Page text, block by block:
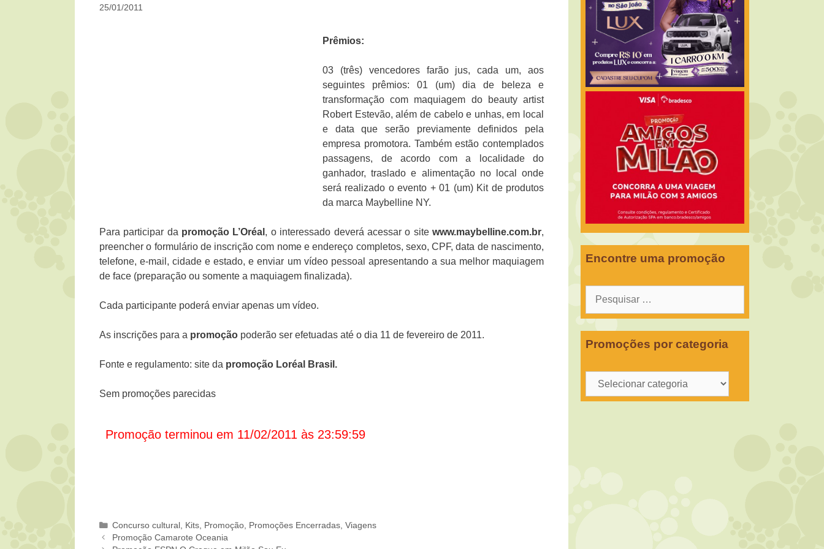
25/01/2011
Prêmios:
03 (três) vencedores farão jus, cada um, aos
seguintes prêmios: 01 (um) dia de beleza e
transformação com maquiagem do beauty artist
Robert Estevão, além de cabelo e unhas, em local
e data que serão previamente definidos pela
empresa promotora. Também estão contemplados
passagens, de acordo com a localidade do
ganhador, traslado e alimentação no local onde
será realizado o evento + 01 (um) Kit de produtos
da marca Maybelline NY.
Para participar da promoção L’Oréal , o interessado deverá acessar o sitewww.maybelline.com.br,
preencher o formulário de inscrição com nome e endereço completos, sexo, CPF, data de nascimento,
telefone, e-mail, cidade e estado, e enviar um vídeo pessoal apresentando a sua melhor maquiagem
de face (preparação ou somente a maquiagem finalizada).
Cada participante poderá enviar apenas um vídeo.
As inscrições para a promoção poderão ser efetuadas até o dia 11 de fevereiro de 2011.
Fonte e regulamento: site da promoção Loréal Brasil .
Sem promoções parecidas
Promoção terminou em 11/02/2011 às 23:59:59
Categorias
Concurso cultural Kits Promoção Promoções Encerradas ,Viagens
Promoção Camarote Oceania
Encontre uma promoção
Pesquisar
Promoções por categoria
Promoções
por